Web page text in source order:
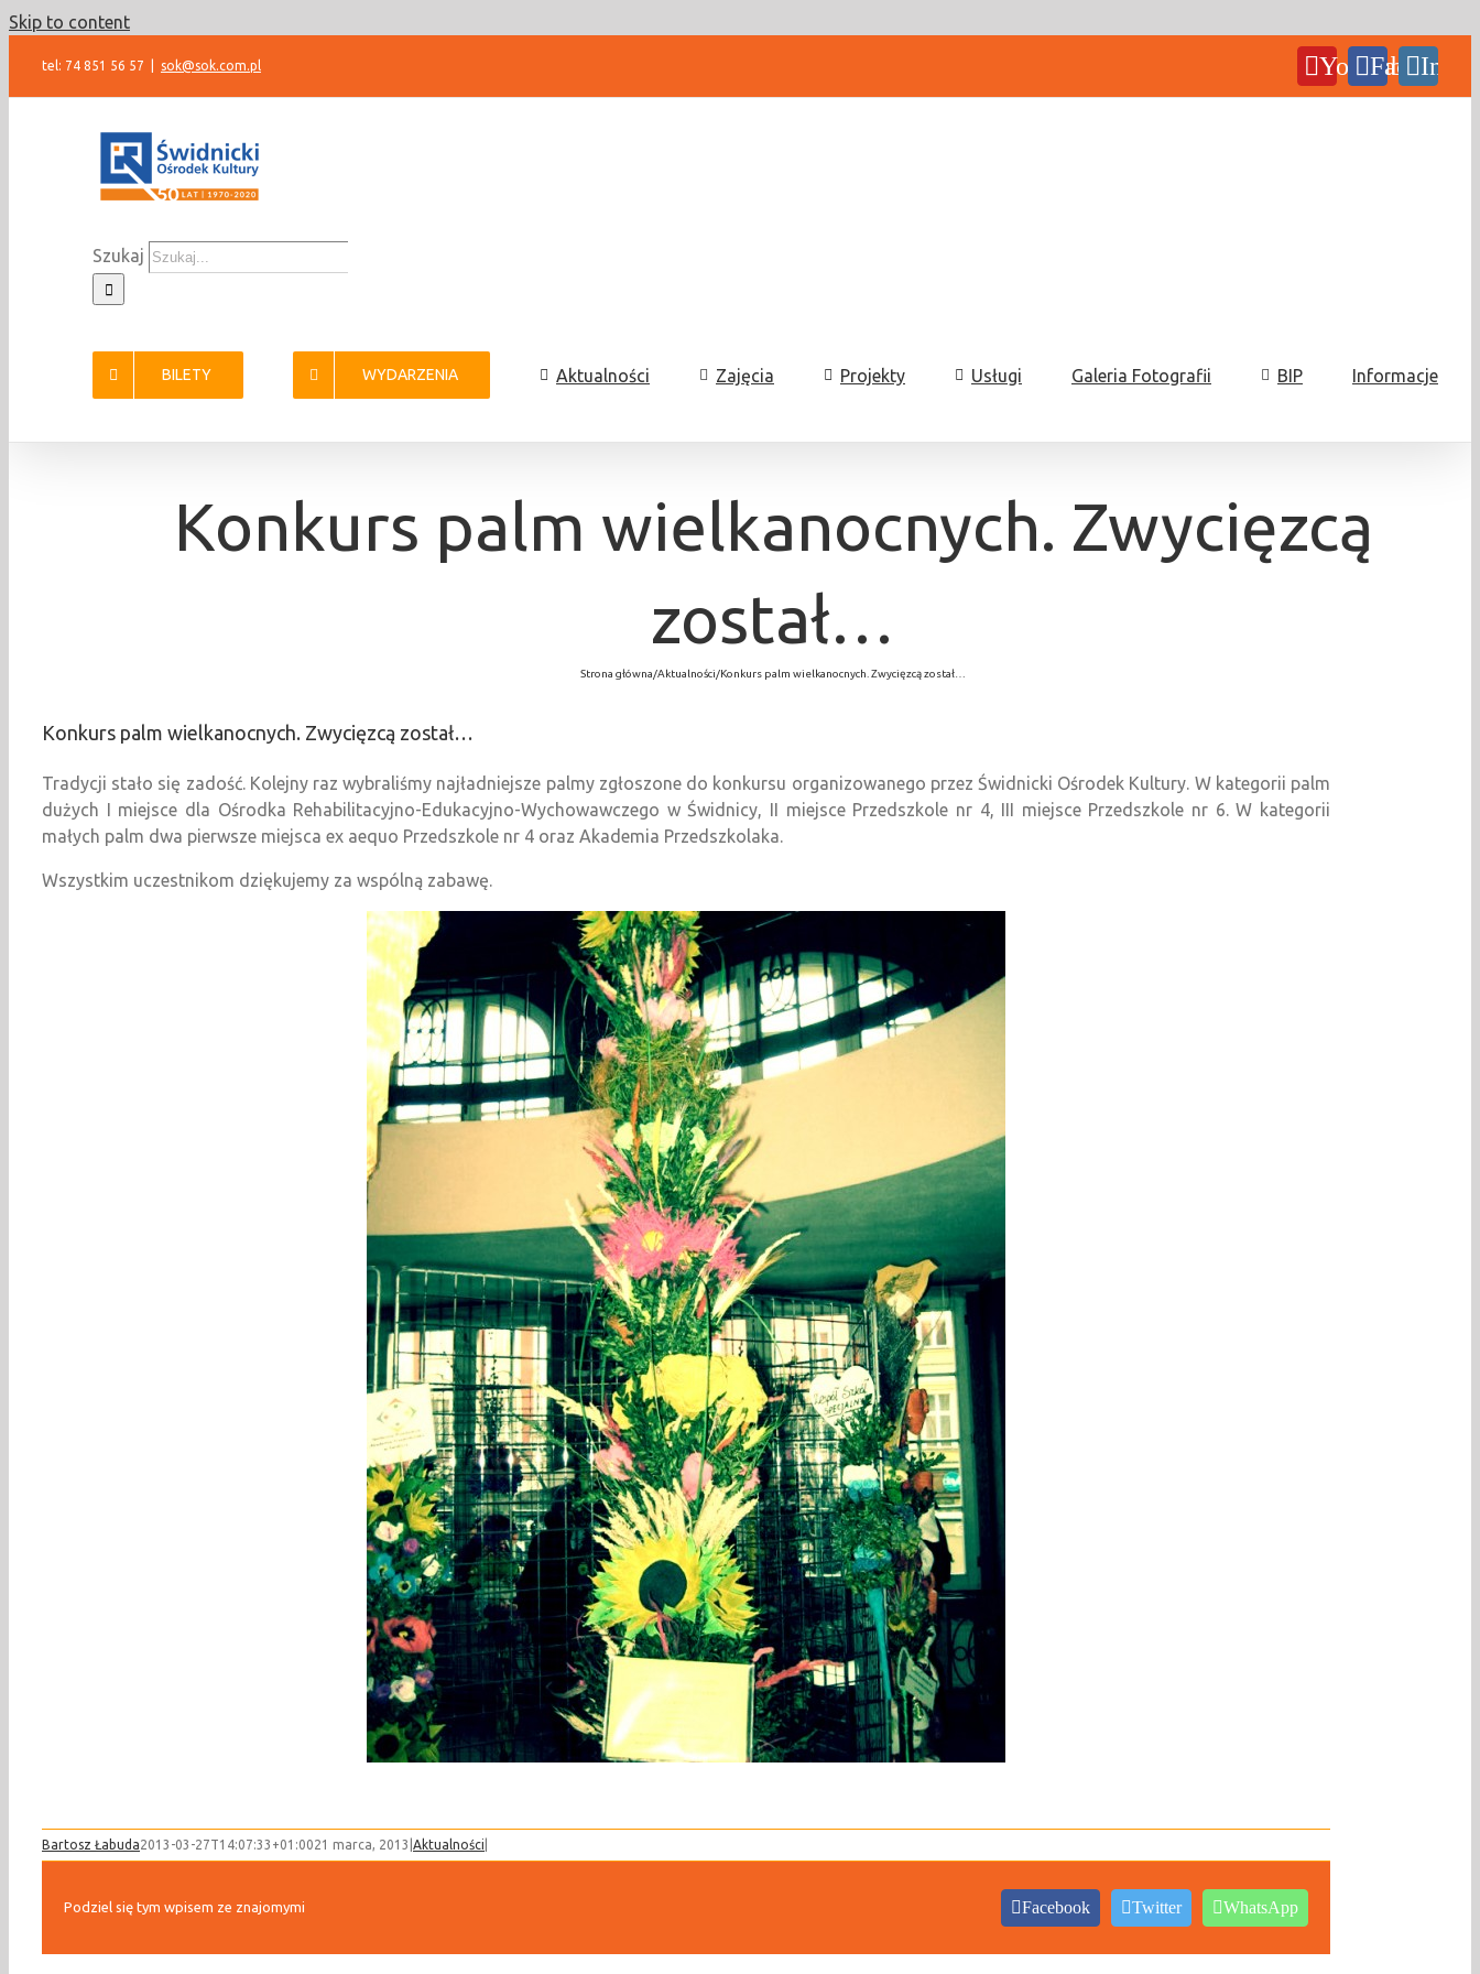
Skip to content
tel: 74 851 56 57 sok@sok.com.pl YouTubeFacebook
Szukaj
BILETY WYDARZENIA Aktualności Zajęcia Projekty Usługi Galeria Fotografii BIP Informacje
Konkurs palm wielkanocnych. Zwycięzcą
został…
Strona główna/Aktualności/Konkurs palm wielkanocnych. Zwycięzcą został…
Konkurs palm wielkanocnych. Zwycięzcą został…
Tradycji stało się zadość. Kolejny raz wybraliśmy najładniejsze palmy zgłoszone do konkursu organizowanego przez Świdnicki Ośrodek Kultury. W kategorii palm
dużych I miejsce dla Ośrodka Rehabilitacyjno-Edukacyjno-Wychowawczego w Świdnicy, II miejsce Przedszkole nr 4, III miejsce Przedszkole nr 6. W kategorii
małych palm dwa pierwsze miejsca ex aequo Przedszkole nr 4 oraz Akademia Przedszkolaka.
Wszystkim uczestnikom dziękujemy za wspólną zabawę.
Bartosz Łabuda2013-03-27T14:07:33+01:0021 marca, 2013 Aktualności
Podziel się tym wpisem ze znajomymi Facebook Twitter WhatsApp